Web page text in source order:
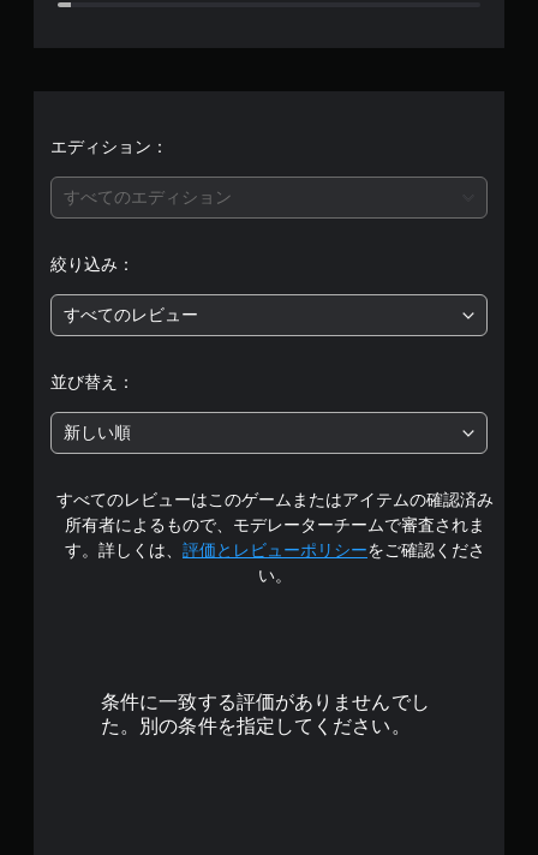
価
は
段
階
中
の
エディション：
すべてのエディション
絞り込み：
すべてのレビュー
並び替え：
新しい順
すべてのレビューはこのゲームまたはアイテムの確認済み
所有者によるもので、モデレーターチームで審査されま
す。詳しくは、 評価とレビューポリシーをご確認くださ
い。
条件に一致する評価がありませんでし
た。別の条件を指定してください。